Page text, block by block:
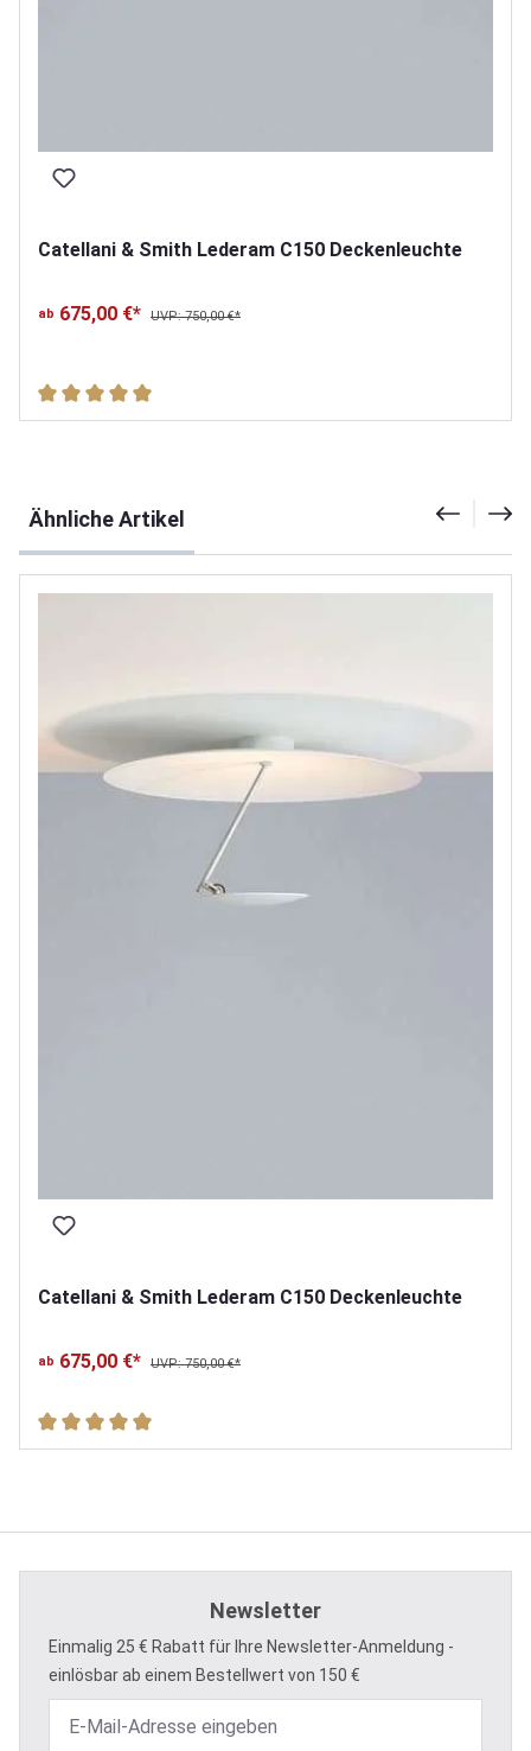
Catellani & Smith Lederam C150 Deckenleuchte
ab 675,00 €* UVP: 750,00 €*
Durchschnittliche Bewertung von 5 von 5 Sternen
Ähnliche Artikel
Catellani & Smith Lederam C150 Deckenleuchte
ab 675,00 €* UVP: 750,00 €*
Durchschnittliche Bewertung von 5 von 5 Sternen
Newsletter
Einmalig 25 € Rabatt für Ihre Newsletter-Anmeldung -
einlösbar ab einem Bestellwert von 150 €